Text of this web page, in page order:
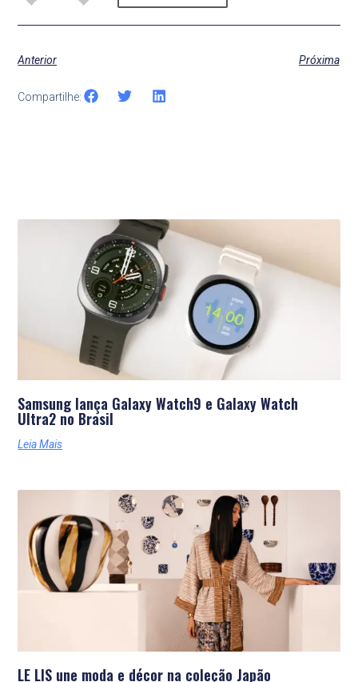
Anterior Próxima
Compartilhe:
Últimas Notícias
Samsung lança Galaxy Watch9 e Galaxy Watch
Ultra2 no Brasil
Leia Mais
LE LIS une moda e décor na coleção Japão